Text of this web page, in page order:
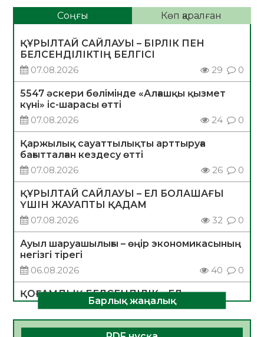
Соңғы Көп қаралған
ҚҰРЫЛТАЙ САЙЛАУЫ – БІРЛІК ПЕН
БЕЛСЕНДІЛІКТІҢ БЕЛГІСІ
07.08.2026
29 0
5547 әскери бөлімінде «Алғашқы қызмет
күні» іс-шарасы өтті
07.08.2026
24 0
Қаржылық сауаттылықты арттыруға
бағытталған кездесу өтті
07.08.2026
26 0
ҚҰРЫЛТАЙ САЙЛАУЫ – ЕЛ БОЛАШАҒЫ
ҮШІН ЖАУАПТЫ ҚАДАМ
07.08.2026
32 0
Ауыл шаруашылығы – өңір экономикасының
негізгі тірегі
06.08.2026
40 0
ҚОҒАМДЫҚ БЕЛСЕНДІЛІК – ЕЛ
ДАМУЫНЫҢ НЕГІЗІ
06.08.2026
37 0
Барлық жаңалық